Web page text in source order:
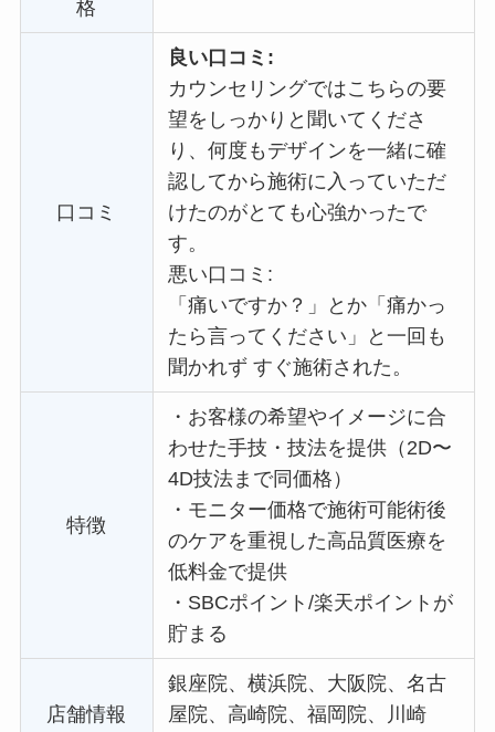
格
口コミ
良い口コミ:
カウンセリングではこちらの要
望をしっかりと聞いてくださ
り、何度もデザインを一緒に確
認してから施術に入っていただ
けたのがとても心強かったで
す。
悪い口コミ:
「痛いですか？」とか「痛かっ
たら言ってください」と一回も
聞かれず すぐ施術された。
特徴
・ お客様の希望やイメージに合
わせた手技・技法を提供（2D〜
4D技法まで同価格）
・ モニター価格で施術可能術後
のケアを重視した高品質医療を
低料金で提供
・ SBCポイント/楽天ポイントが
貯まる
店舗情報
銀座院、横浜院、大阪院、名古
屋院、高崎院、福岡院、川崎